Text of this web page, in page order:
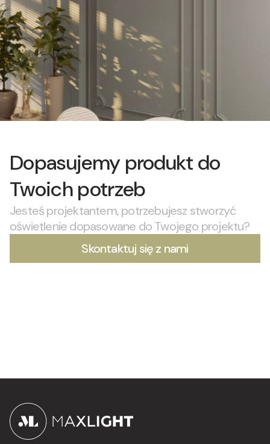
Dopasujemy produkt do
Twoich potrzeb
Jesteś projektantem, potrzebujesz stworzyć
oświetlenie dopasowane do Twojego projektu?
Skontaktuj się z nami